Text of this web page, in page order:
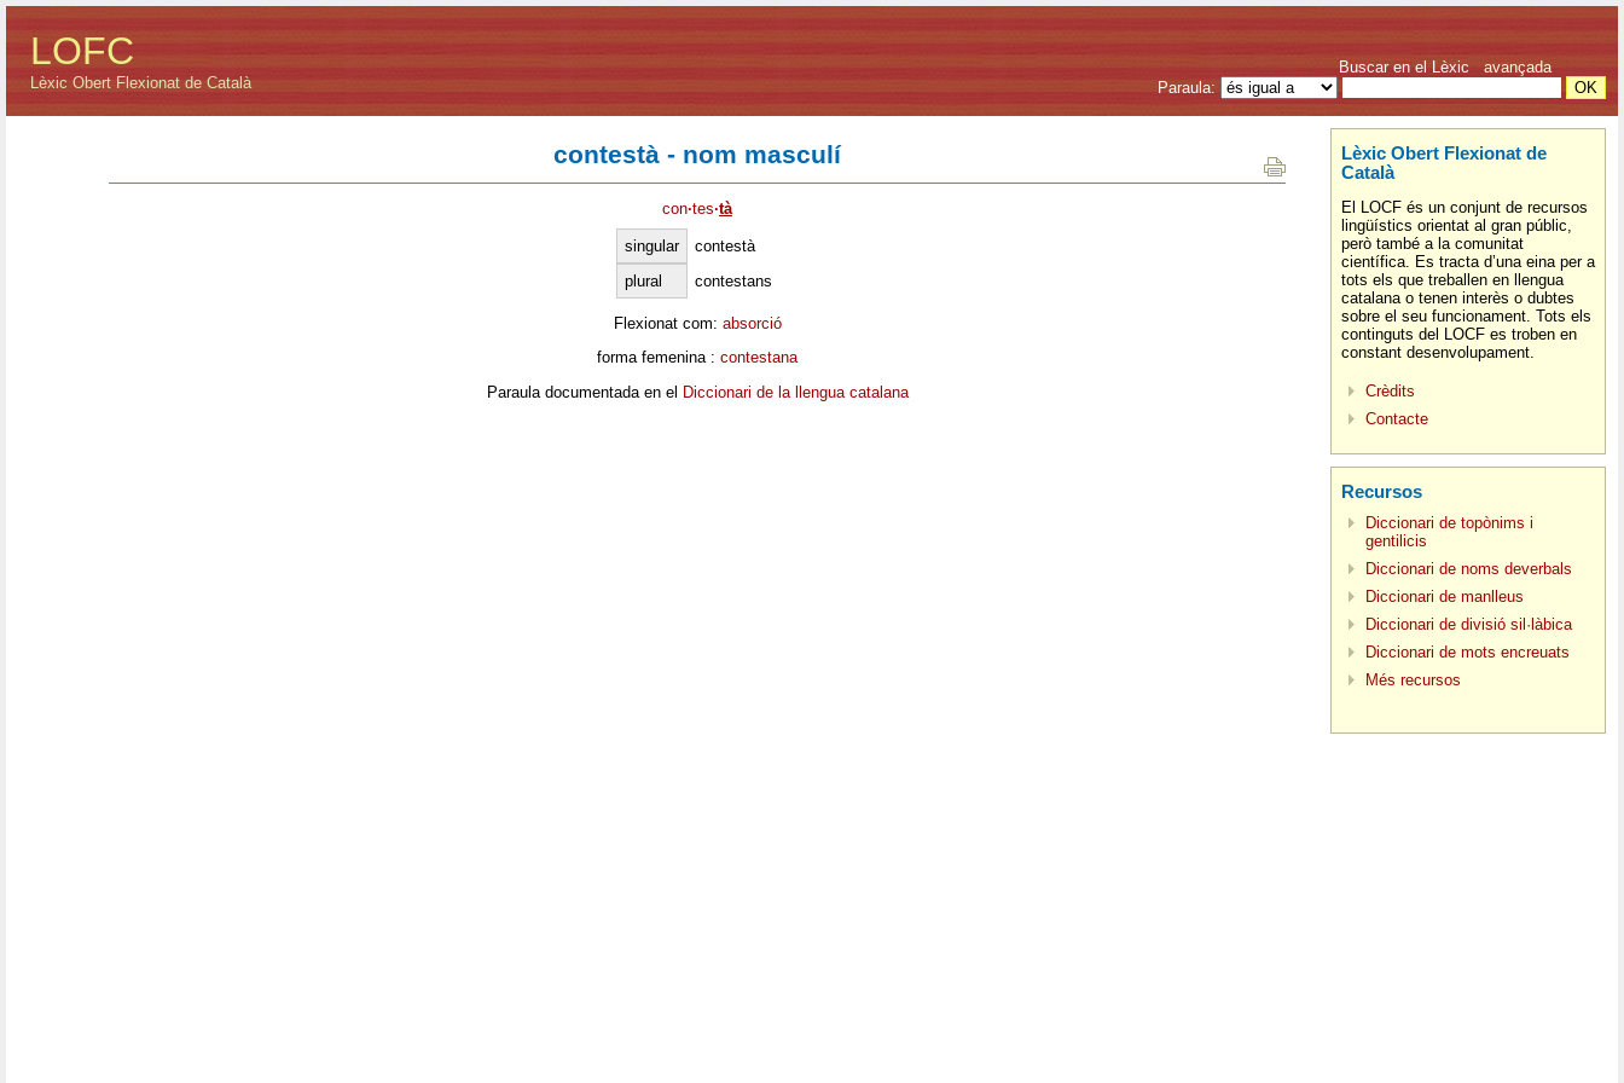
LOFC
Lèxic Obert Flexionat de Català
Buscar en el Lèxic avançada
Paraula:
contestà - nom masculí
con·tes·tà
singular
contestà
plural
contestans
Flexionat com: absorció
forma femenina : contestana
Paraula documentada en el Diccionari de la llengua catalana
Lèxic Obert Flexionat de
Català
El LOCF és un conjunt de recursos
lingüístics orientat al gran públic,
però també a la comunitat
científica. Es tracta d’una eina per a
tots els que treballen en llengua
catalana o tenen interès o dubtes
sobre el seu funcionament. Tots els
continguts del LOCF es troben en
constant desenvolupament.
Crèdits
Contacte
Recursos
Diccionari de topònims i
gentilicis
Diccionari de noms deverbals
Diccionari de manlleus
Diccionari de divisió sil·làbica
Diccionari de mots encreuats
Més recursos